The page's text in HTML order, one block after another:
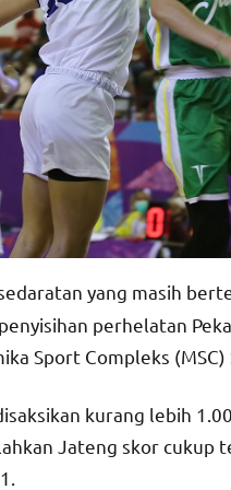
yang masih
perhelatan
Sport Compleks (MSC)
kurang lebih
Jateng skor cukup